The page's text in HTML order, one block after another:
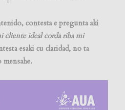
contesta e pregunta aki
cliente ideal corda riba mi
esaki cu claridad, no ta
mensahe.